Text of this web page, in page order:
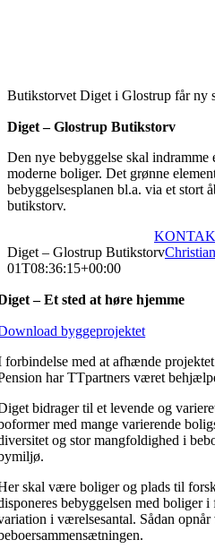
Butikstorvet Diget i Glostrup får ny
Diget – Glostrup Butikstorv
Den nye bebyggelse skal
moderne boliger. Det grønne
bebyggelsesplanen bl.a. via et stort
butikstorv.
Diget – Glostrup Butikstorv
01T08:36:15+00:00
– Et sted at høre hjemme
byggeprojektet
forbindelse med at afhænde
har TTpartners været
bidrager til et levende og
med mange varierende
og stor mangfoldighed i
skal være boliger og plads til
bebyggelsen med boliger
i værelsesantal. Sådan